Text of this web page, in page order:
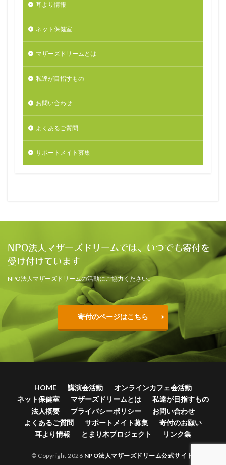
耳より情報
ネット保健室
マザーズドリームとは
私達が目指すもの
お問い合わせ
よくあるご質問
サポートメイト募集
NPO法人マザーズドリームでは、いつでも寄付を
受け付けています
NPO法人マザーズドリームの活動にご協力ください。
寄付のページはこちら
HOME 講演会活動
オンラインカフェ会活動
ネット保健室
マザーズドリームとは
私達が目指すもの
法人概要
プライバシーポリシー
お問い合わせ
よくあるご質問
サポートメイト募集
寄付のお願い
耳より情報
とまり木プロジェクト リンク集
© Copyright 2026 NPO法人マザーズドリーム公式サイト